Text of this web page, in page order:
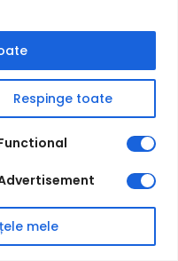
Respinge toate
mele
curier